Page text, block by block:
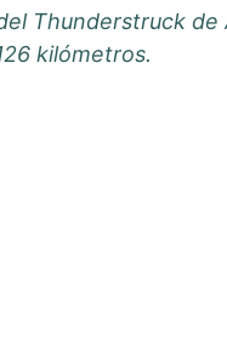
Thunderstruck
kilómetros.